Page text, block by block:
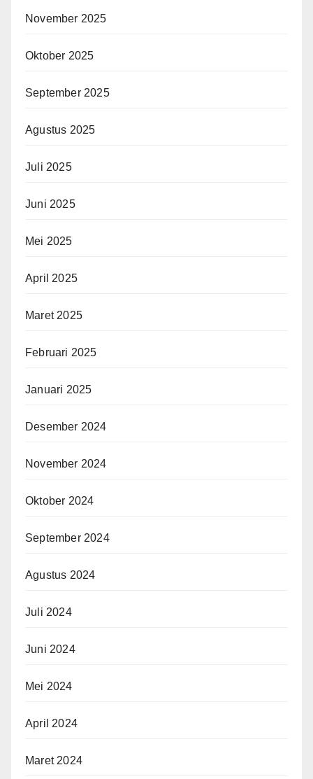
November 2025
Oktober 2025
September 2025
Agustus 2025
Juli 2025
Juni 2025
Mei 2025
April 2025
Maret 2025
Februari 2025
Januari 2025
Desember 2024
November 2024
Oktober 2024
September 2024
Agustus 2024
Juli 2024
Juni 2024
Mei 2024
April 2024
Maret 2024